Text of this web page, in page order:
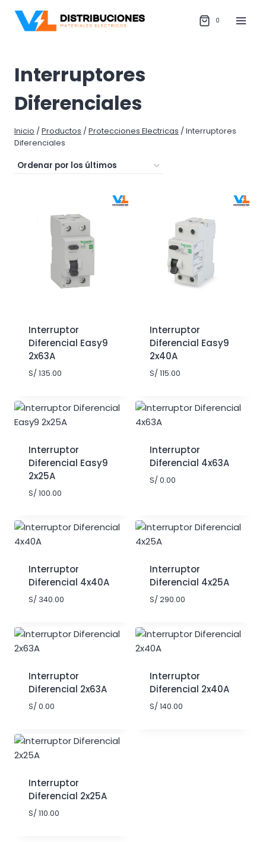
contenido
0
Interruptores
Diferenciales
Inicio / Productos / Protecciones Electricas / Interruptores
Diferenciales
Interruptor
Diferencial Easy9
2x63A
S/ 135.00
Interruptor
Diferencial Easy9
2x40A
S/ 115.00
Interruptor
Diferencial Easy9
2x25A
S/ 100.00
Interruptor
Diferencial 4x63A
S/ 0.00
Interruptor
Diferencial 4x40A
S/ 340.00
Interruptor
Diferencial 4x25A
S/ 290.00
Interruptor
Diferencial 2x63A
S/ 0.00
Interruptor
Diferencial 2x40A
S/ 140.00
Interruptor
Diferencial 2x25A
S/ 110.00